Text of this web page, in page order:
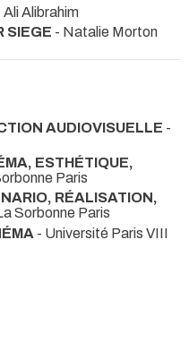
Ali Alibrahim
SIEGE - Natalie Morton
AUDIOVISUELLE -
ESTHÉTIQUE,
Paris
RÉALISATION,
Sorbonne Paris
- Université Paris VIII